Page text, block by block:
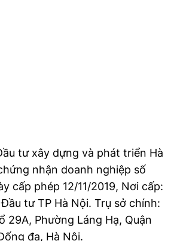
tư xây dựng và phát triển Hà
nhận doanh nghiệp số
cấp phép 12/11/2019, Nơi cấp:
tư TP Hà Nội. Trụ sở chính:
29A, Phường Láng Hạ, Quận
đa, Hà Nội.